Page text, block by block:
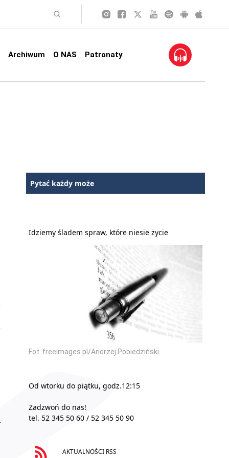
Archiwum O NAS Patronaty
Pytać każdy może
Idziemy śladem spraw, które niesie życie
Fot. freeimages.pl/Andrzej Pobiedziński
Od wtorku do piątku, godz.12:15
Zadzwoń do nas!
tel. 52 345 50 60 / 52 345 50 90
AKTUALNOŚCI RSS